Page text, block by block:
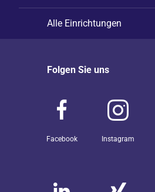
Alle Einrichtungen
Folgen Sie uns
Facebook Instagram